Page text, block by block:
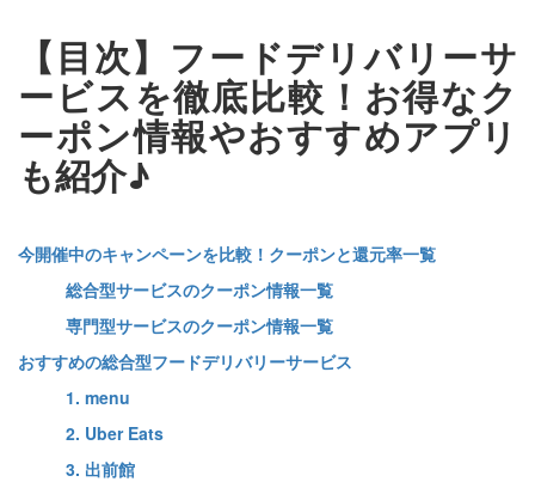
【目次】フードデリバリーサ
ービスを徹底比較！お得なク
ーポン情報やおすすめアプリ
も紹介♪
今開催中のキャンペーンを比較！クーポンと還元率一覧
総合型サービスのクーポン情報一覧
専門型サービスのクーポン情報一覧
おすすめの総合型フードデリバリーサービス
1. menu
2. Uber Eats
3. 出前館